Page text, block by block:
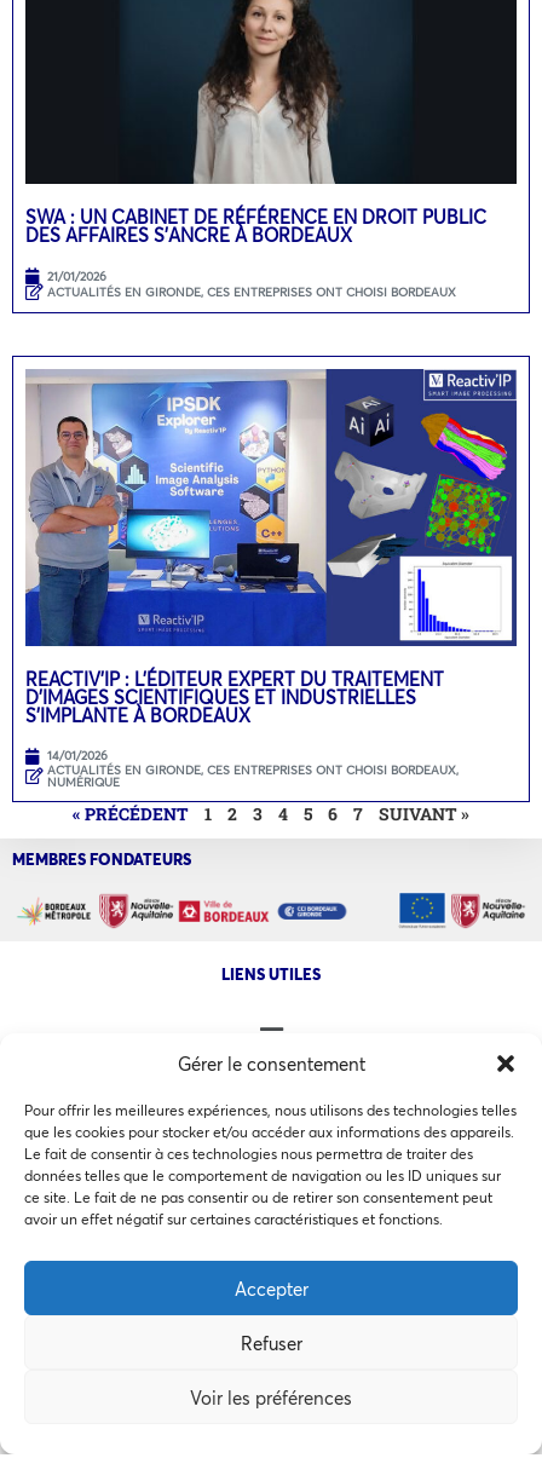
Gérer le consentement
Pour offrir les meilleures expériences, nous utilisons des technologies telles
que les cookies pour stocker et/ou accéder aux informations des appareils.
Le fait de consentir à ces technologies nous permettra de traiter des
données telles que le comportement de navigation ou les ID uniques sur
ce site. Le fait de ne pas consentir ou de retirer son consentement peut
avoir un effet négatif sur certaines caractéristiques et fonctions.
Accepter
Refuser
Voir les préférences
Ce site utilise des cookies pour les statistiques et pour
politique de confidentialité
Accepter
Refuser
Préférences des cookies
SWA : UN CABINET DE RÉFÉRENCE EN DROIT PUBLIC
DES AFFAIRES S’ANCRE À BORDEAUX
21/01/2026
ACTUALITÉS EN GIRONDE, CES ENTREPRISES ONT CHOISI BORDEAUX
REACTIV’IP : L’ÉDITEUR EXPERT DU TRAITEMENT
D’IMAGES SCIENTIFIQUES ET INDUSTRIELLES
S’IMPLANTE À BORDEAUX
14/01/2026
ACTUALITÉS EN GIRONDE, CES ENTREPRISES ONT CHOISI BORDEAUX,
NUMÉRIQUE
« PRÉCÉDENT 1 2 3 4 5 6 7 SUIVANT »
MEMBRES FONDATEURS
LIENS UTILES
33000 Bordeaux
MEMBRES BIENFAITEURS